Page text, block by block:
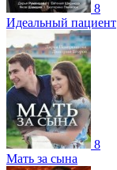
8
Идеальный пациент
8
Мать за сына